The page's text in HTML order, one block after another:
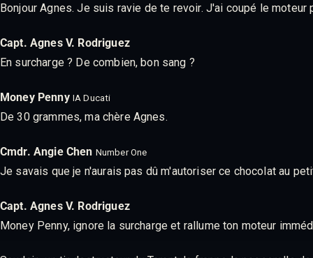
Bonjour Agnes. Je suis ravie de te revoir. J'ai coupé le moteur
Capt. Agnes V. Rodriguez
En surcharge ? De combien, bon sang ?
Money Penny IA Ducati
De 30 grammes, ma chère Agnes.
Cmdr. Angie Chen Number One
Je savais que je n'aurais pas dû m'autoriser ce chocolat au
Capt. Agnes V. Rodriguez
Money Penny, ignore la surcharge et rallume ton moteur